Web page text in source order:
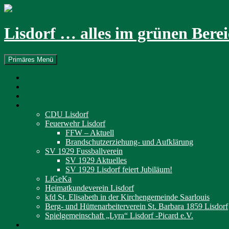
Zum
springen
Lisdorf … alles im grünen
Suchen
Primäres Menü
CDU Lisdorf
Feuerwehr Lisdorf
FFW – Aktuell
Brandschutzerziehung- und Aufklärung
SV 1929 Fussballverein
SV 1929 Aktuelles
SV 1929 Lisdorf feiert Jubiläum!
LiGeKa
Heimatkundeverein Lisdorf
kfd St. Elisabeth in der Kirchengemeinde Saarlouis
Berg- und Hüttenarbeiterverein St. Barbara 1859 Lisdorf
Spielgemeinschaft „Lyra“ Lisdorf -Picard e.V.